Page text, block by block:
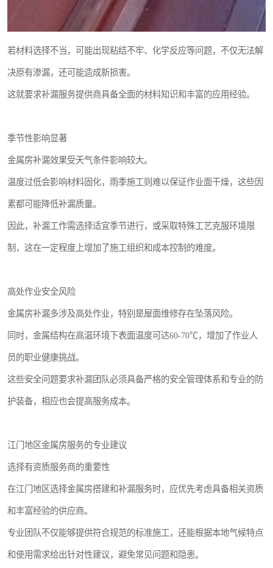
若材料选择不当，可能出现粘结不牢、化学反应等问题，不仅无法解
决原有渗漏，还可能造成新损害。
这就要求补漏服务提供商具备全面的材料知识和丰富的应用经验。
季节性影响显著
金属房补漏效果受天气条件影响较大。
温度过低会影响材料固化，雨季施工则难以保证作业面干燥，这些因
素都可能降低补漏质量。
因此，补漏工作需选择适宜季节进行，或采取特殊工艺克服环境限
制，这在一定程度上增加了施工组织和成本控制的难度。
高处作业安全风险
金属房补漏多涉及高处作业，特别是屋面维修存在坠落风险。
同时，金属结构在高温环境下表面温度可达60-70℃，增加了作业人
员的职业健康挑战。
这些安全问题要求补漏团队必须具备严格的安全管理体系和专业的防
护装备，相应也会提高服务成本。
江门地区金属房服务的专业建议
选择有资质服务商的重要性
在江门地区选择金属房搭建和补漏服务时，应优先考虑具备相关资质
和丰富经验的供应商。
专业团队不仅能够提供符合规范的标准施工，还能根据本地气候特点
和使用需求给出针对性建议，避免常见问题和隐患。